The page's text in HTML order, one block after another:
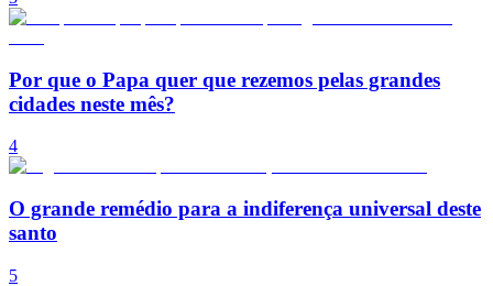
Por que o Papa quer que rezemos pelas grandes
cidades neste mês?
4
O grande remédio para a indiferença universal deste
santo
5